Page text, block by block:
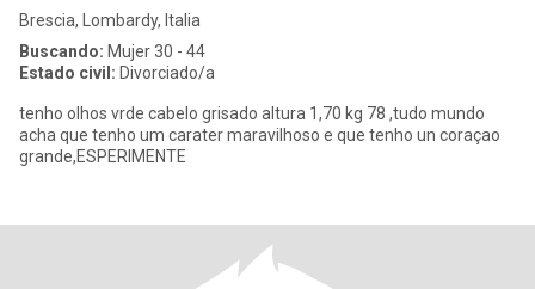
Brescia, Lombardy, Italia
Buscando: Mujer 30 - 44
Estado civil: Divorciado/a
tenho olhos vrde cabelo grisado altura 1,70 kg 78 ,tudo mundo
acha que tenho um carater maravilhoso e que tenho un coraçao
grande,ESPERIMENTE